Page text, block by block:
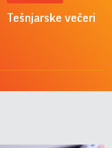
Tešnjarske večeri